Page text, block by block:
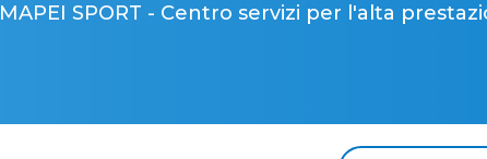
MAPEI SPORT - Centro servizi per l'alta